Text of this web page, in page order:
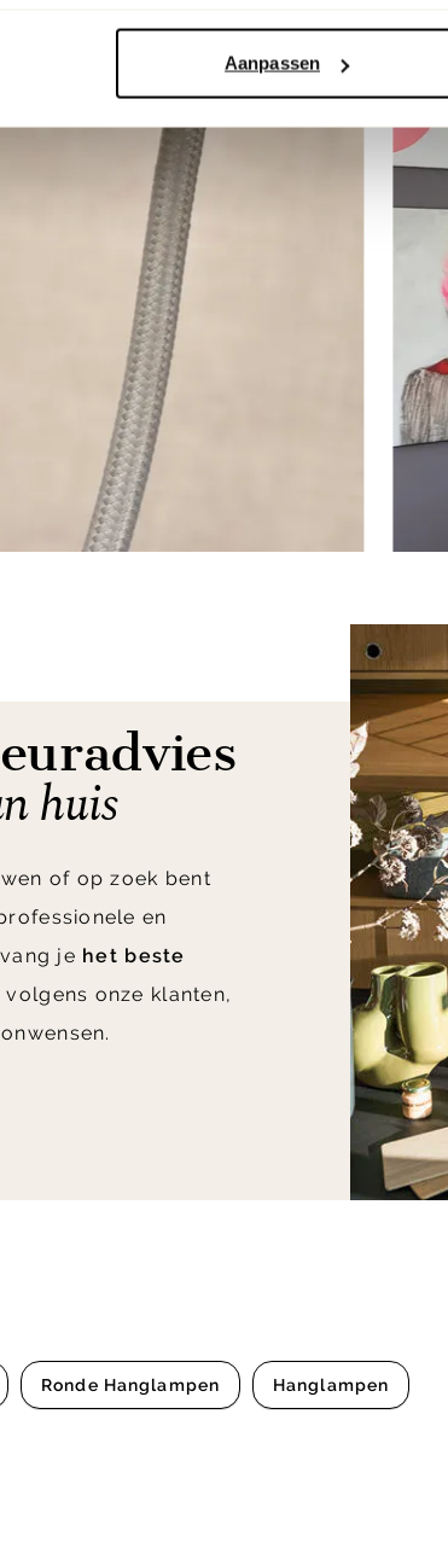
Aanpassen
huis
of op zoek bent
en
je het beste
volgens onze klanten,
Ronde Hanglampen Hanglampen